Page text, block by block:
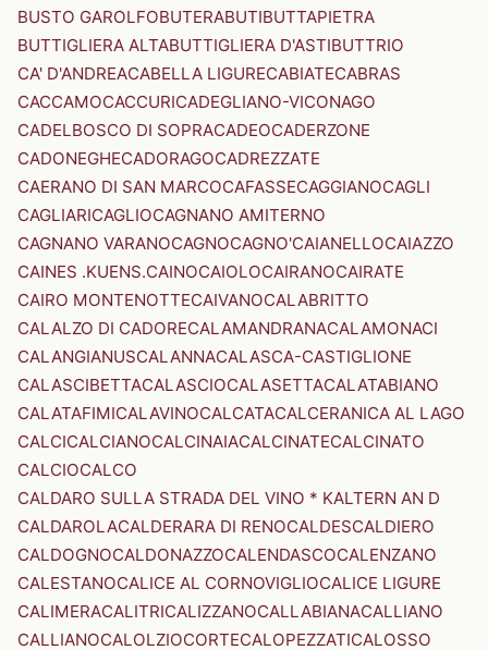
BUSTO GAROLFOBUTERABUTIBUTTAPIETRA
BUTTIGLIERA ALTABUTTIGLIERA D'ASTIBUTTRIO
CA' D'ANDREACABELLA LIGURECABIATECABRAS
CACCAMOCACCURICADEGLIANO-VICONAGO
CADELBOSCO DI SOPRACADEOCADERZONE
CADONEGHECADORAGOCADREZZATE
CAERANO DI SAN MARCOCAFASSECAGGIANOCAGLI
CAGLIARICAGLIOCAGNANO AMITERNO
CAGNANO VARANOCAGNOCAGNO'CAIANELLOCAIAZZO
CAINES .KUENS.CAINOCAIOLOCAIRANOCAIRATE
CAIRO MONTENOTTECAIVANOCALABRITTO
CALALZO DI CADORECALAMANDRANACALAMONACI
CALANGIANUSCALANNACALASCA-CASTIGLIONE
CALASCIBETTACALASCIOCALASETTACALATABIANO
CALATAFIMICALAVINOCALCATACALCERANICA AL LAGO
CALCICALCIANOCALCINAIACALCINATECALCINATO
CALCIOCALCO
CALDARO SULLA STRADA DEL VINO * KALTERN AN D
CALDAROLACALDERARA DI RENOCALDESCALDIERO
CALDOGNOCALDONAZZOCALENDASCOCALENZANO
CALESTANOCALICE AL CORNOVIGLIOCALICE LIGURE
CALIMERACALITRICALIZZANOCALLABIANACALLIANO
CALLIANOCALOLZIOCORTECALOPEZZATICALOSSO